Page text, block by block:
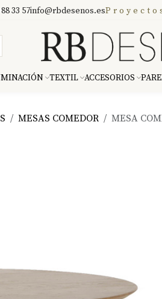
33 57info@rbdesenos.es
TEXTIL ACCESORIOS
MESAS COMEDOR MESA